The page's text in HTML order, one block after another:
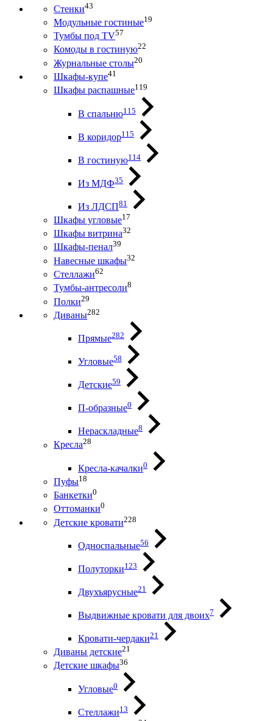
Стенки43
Модульные гостиные19
Тумбы под ТV57
Комоды в гостиную22
Журнальные столы20
Шкафы-купе41
Шкафы распашные119
В спальню115
В коридор115
В гостиную114
Из МДФ35
Из ЛДСП81
Шкафы угловые17
Шкафы витрина32
Шкафы-пенал39
Навесные шкафы32
Стеллажи62
Тумбы-антресоли8
Полки29
Диваны282
Прямые282
Угловые58
Детские59
П-образные0
Нераскладные8
Кресла28
Кресла-качалки0
Пуфы18
Банкетки0
Оттоманки0
Детские кровати228
Односпальные56
Полуторки123
Двухъярусные21
Выдвижные кровати для двоих7
Кровати-чердаки21
Диваны детские21
Детские шкафы36
Угловые0
Стеллажи13